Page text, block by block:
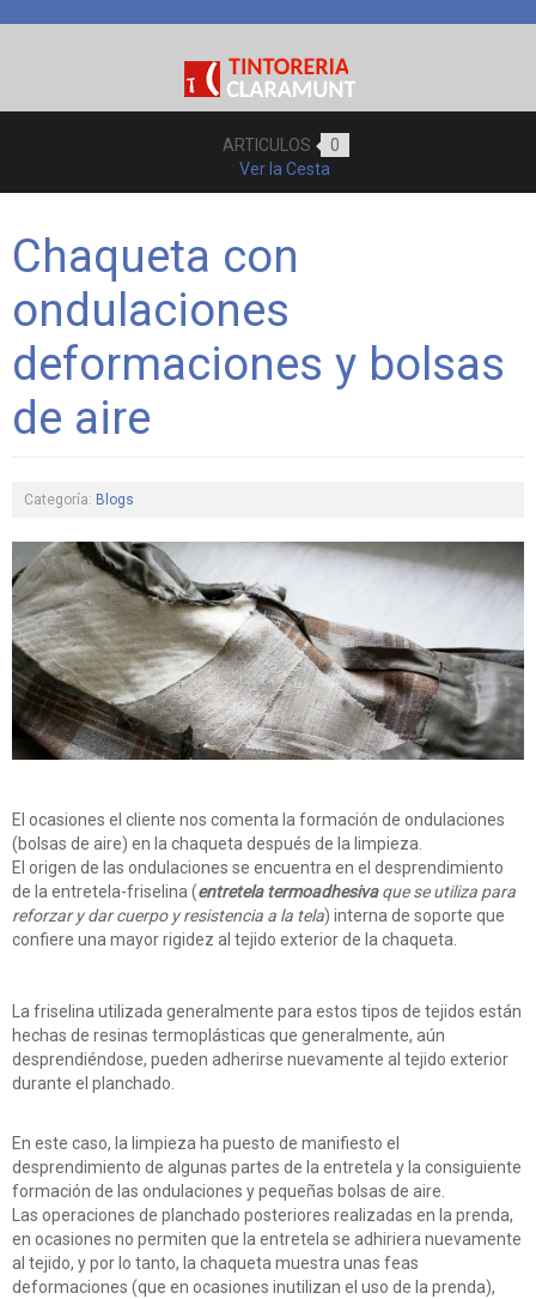
ARTICULOS
0
Ver la Cesta
Chaqueta con
ondulaciones
deformaciones y bolsas
de aire
Categoría: Blogs
El ocasiones el cliente nos comenta la formación de ondulaciones
(bolsas de aire) en la chaqueta después de la limpieza.
El origen de las ondulaciones se encuentra en el desprendimiento
de la entretela-friselina (entretela termoadhesivaque se utiliza para
reforzar y dar cuerpo y resistencia a la tela) interna de soporte que
confiere una mayor rigidez al tejido exterior de la chaqueta.
La friselina utilizada generalmente para estos tipos de tejidos están
hechas de resinas termoplásticas que generalmente, aún
desprendiéndose, pueden adherirse nuevamente al tejido exterior
durante el planchado.
En este caso, la limpieza ha puesto de manifiesto el
desprendimiento de algunas partes de la entretela y la consiguiente
formación de las ondulaciones y pequeñas bolsas de aire.
Las operaciones de planchado posteriores realizadas en la prenda,
en ocasiones no permiten que la entretela se adhiriera nuevamente
al tejido, y por lo tanto, la chaqueta muestra unas feas
deformaciones (que en ocasiones inutilizan el uso de la prenda),